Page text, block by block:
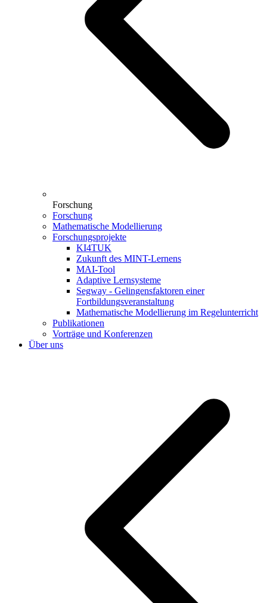
Forschung
Forschung
Mathematische Modellierung
Forschungsprojekte
KI4TUK
Zukunft des MINT-Lernens
MAI-Tool
Adaptive Lernsysteme
Segway - Gelingensfaktoren einer
Fortbildungsveranstaltung
Mathematische Modellierung im Regelunterricht
Publikationen
Vorträge und Konferenzen
Über uns